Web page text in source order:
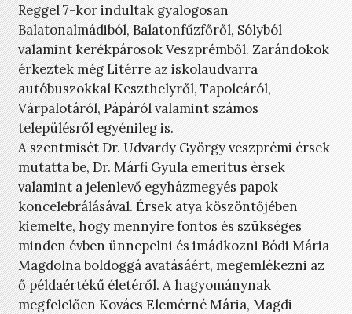
Reggel 7-kor indultak gyalogosan
Balatonalmádiból, Balatonfűzfőről, Sólyból
valamint kerékpárosok Veszprémből. Zarándokok
érkeztek még Litérre az iskolaudvarra
autóbuszokkal Keszthelyről, Tapolcáról,
Várpalotáról, Pápáról valamint számos
településről egyénileg is.
A szentmisét Dr. Udvardy György veszprémi érsek
mutatta be, Dr. Márfi Gyula emeritus èrsek
valamint a jelenlevő egyházmegyés papok
koncelebrálásával. Érsek atya köszöntőjében
kiemelte, hogy mennyire fontos és szükséges
minden évben ünnepelni és imádkozni Bódi Mária
Magdolna boldoggá avatásáért, megemlékezni az
ő példaértékű életéről. A hagyománynak
megfelelően Kovács Elemérné Mária, Magdi